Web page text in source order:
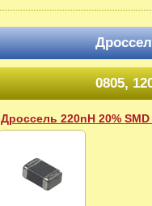
0805,
Дроссель 220nH 20% SMD